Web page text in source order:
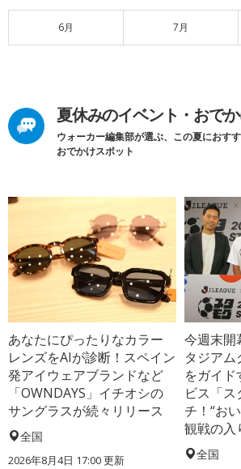
6月 7月
夏休みのイベント・おで
ウォーカー編集部が選ぶ、この夏におす
おでかけスポット
あなたにぴったりなカラー
レンズをAIが診断！スペイン
発アイウェアブランドなど
「OWNDAYS」イチオシの
サングラスが続々リリース
全国
2026年8月4日 17:00更新
今週末開
タジア
をガイド
ビス「
チ！“お
観戦の入
全国